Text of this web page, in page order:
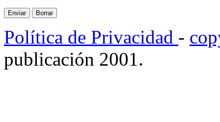
Política de Privacidad -
publicación 2001.